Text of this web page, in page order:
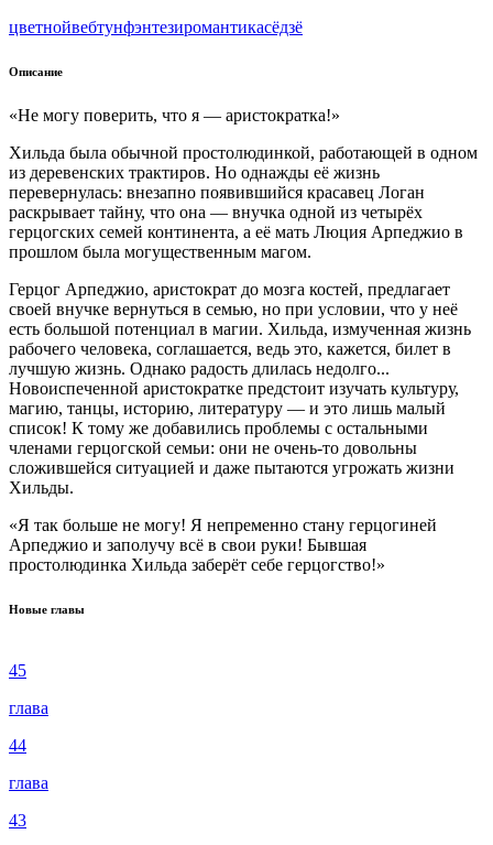
цветнойвeбтунфэнтезиромантикасёдзё
Описание
«Не могу поверить, что я — аристократка!»
Хильда была обычной простолюдинкой, работающей в одном
из деревенских трактиров. Но однажды её жизнь
перевернулась: внезапно появившийся красавец Логан
раскрывает тайну, что она — внучка одной из четырёх
герцогских семей континента, а её мать Люция Арпеджио в
прошлом была могущественным магом.
Герцог Арпеджио, аристократ до мозга костей, предлагает
своей внучке вернуться в семью, но при условии, что у неё
есть большой потенциал в магии. Хильда, измученная жизнь
рабочего человека, соглашается, ведь это, кажется, билет в
лучшую жизнь. Однако радость длилась недолго...
Новоиспеченной аристократке предстоит изучать культуру,
магию, танцы, историю, литературу — и это лишь малый
список! К тому же добавились проблемы с остальными
членами герцогской семьи: они не очень-то довольны
сложившейся ситуацией и даже пытаются угрожать жизни
Хильды.
«Я так больше не могу! Я непременно стану герцогиней
Арпеджио и заполучу всё в свои руки! Бывшая
простолюдинка Хильда заберёт себе герцогство!»
Новые главы
45
глава
44
глава
43